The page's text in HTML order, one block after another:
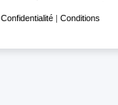
Confidentialité | Conditions